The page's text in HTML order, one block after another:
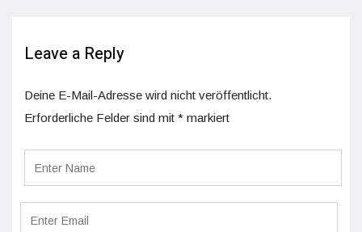
Leave a Reply
Deine E-Mail-Adresse wird nicht veröffentlicht.
Erforderliche Felder sind mit * markiert